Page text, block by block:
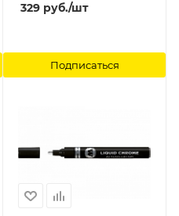
329 руб./шт
Подписаться